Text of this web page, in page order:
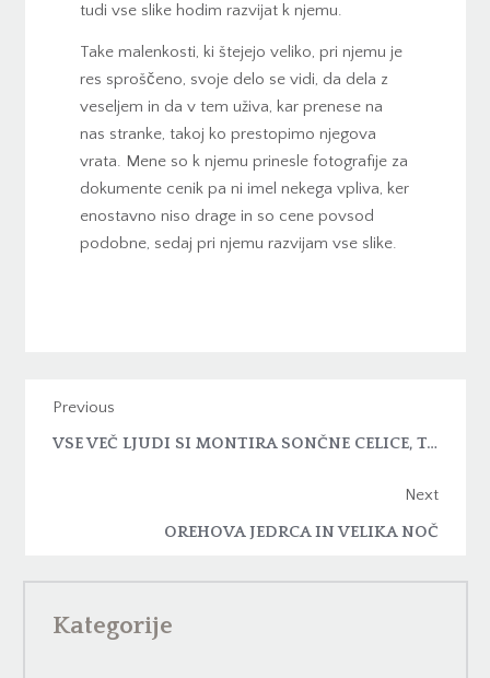
tudi vse slike hodim razvijat k njemu.
Take malenkosti, ki štejejo veliko, pri njemu je
res sproščeno, svoje delo se vidi, da dela z
veseljem in da v tem uživa, kar prenese na
nas stranke, takoj ko prestopimo njegova
vrata. Mene so k njemu prinesle fotografije za
dokumente cenik pa ni imel nekega vpliva, ker
enostavno niso drage in so cene povsod
podobne, sedaj pri njemu razvijam vse slike.
Previous
VSE VEČ LJUDI SI MONTIRA SONČNE CELICE, TAKO SI JIH JE MONTIRAL TUDI NAŠ NOVI SOSED
Next
OREHOVA JEDRCA IN VELIKA NOČ
Kategorije